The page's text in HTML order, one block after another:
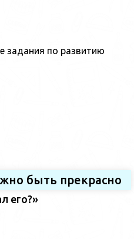
задания по развитию
быть прекрасно
его?»